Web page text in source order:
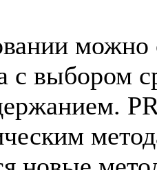
можно
с выбором